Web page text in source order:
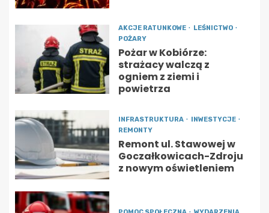
AKCJE RATUNKOWE
LEŚNICTWO
POŻARY
Pożar w Kobiórze:
strażacy walczą z
ogniem z ziemi i
powietrza
INFRASTRUKTURA
INWESTYCJE
REMONTY
Remont ul. Stawowej w
Goczałkowicach-Zdroju
z nowym oświetleniem